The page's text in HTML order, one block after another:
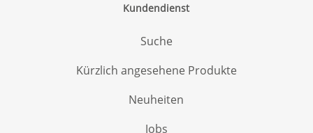
Kundendienst
Suche
Kürzlich angesehene Produkte
Neuheiten
Jobs